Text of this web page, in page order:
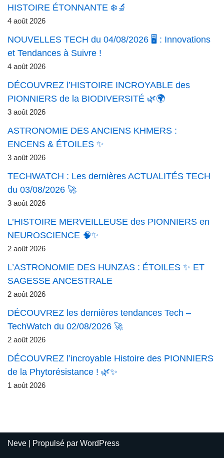
HISTOIRE ÉTONNANTE ❄️🔬
4 août 2026
NOUVELLES TECH du 04/08/2026 🖥️ : Innovations
et Tendances à Suivre !
4 août 2026
DÉCOUVREZ l’HISTOIRE INCROYABLE des
PIONNIERS de la BIODIVERSITÉ 🌿🌍
3 août 2026
ASTRONOMIE DES ANCIENS KHMERS :
ENCENS & ÉTOILES ✨
3 août 2026
TECHWATCH : Les dernières ACTUALITÉS TECH
du 03/08/2026 🚀
3 août 2026
L’HISTOIRE MERVEILLEUSE des PIONNIERS en
NEUROSCIENCE 🧠✨
2 août 2026
L’ASTRONOMIE DES HUNZAS : ÉTOILES ✨ ET
SAGESSE ANCESTRALE
2 août 2026
DÉCOUVREZ les dernières tendances Tech –
TechWatch du 02/08/2026 🚀
2 août 2026
DÉCOUVREZ l’incroyable Histoire des PIONNIERS
de la Phytorésistance ! 🌿✨
1 août 2026
Neve | Propulsé par WordPress